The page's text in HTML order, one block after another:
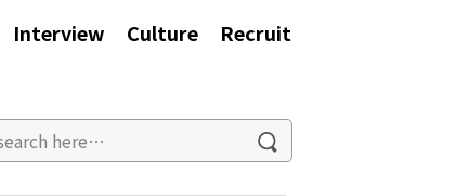
Interview Culture Recruit